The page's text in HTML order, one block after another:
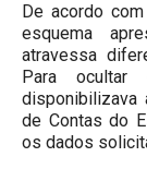
De acordo
esquema
atravessa
Para
disponibilizava
de Contas do
os dados